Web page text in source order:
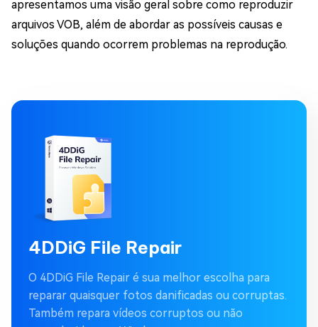
apresentamos uma visão geral sobre como reproduzir
arquivos VOB, além de abordar as possíveis causas e
soluções quando ocorrem problemas na reprodução.
4DDiG File Repair
O 4DDiG File Repair é sua melhor escolha para
reparar quaisquer fotos danificadas ou corruptas.
Também repara vídeos corruptos ou não